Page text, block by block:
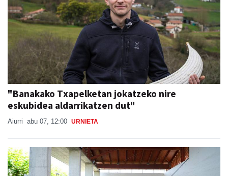
"Banakako Txapelketan jokatzeko nire
eskubidea aldarrikatzen dut"
Aiurri abu 07, 12:00 URNIETA